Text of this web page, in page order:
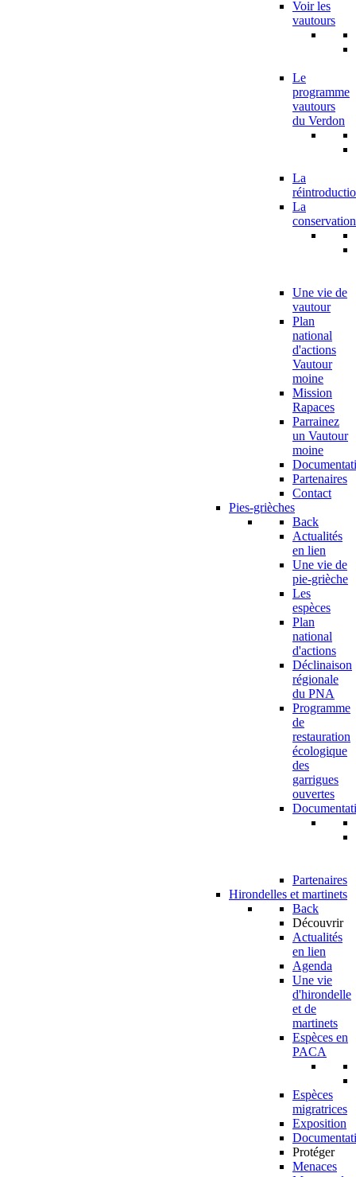
Voir les
vautours
Le
programme
vautours
du Verdon
La
La
conservation
Une vie de
vautour
Plan
national
d'actions
Vautour
moine
Mission
Rapaces
Parrainez
un Vautour
moine
Partenaires
Contact
Pies-grièches
Back
Actualités
en lien
Une vie de
pie-grièche
Les
espèces
Plan
national
d'actions
Déclinaison
régionale
du PNA
Programme
de
restauration
écologique
des
garrigues
ouvertes
Partenaires
Hirondelles et martinets
Back
Découvrir
Actualités
en lien
Agenda
Une vie
d'hirondelle
et de
martinets
Espèces en
PACA
Espèces
migratrices
Exposition
Protéger
Menaces